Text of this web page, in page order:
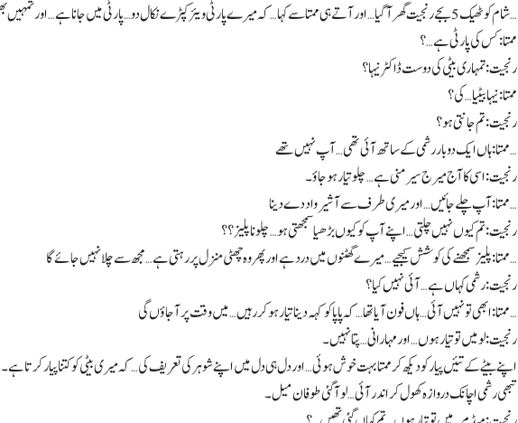
شام کو ٹھیک 5 بجے رنجیت گھر آ گیا… اور آتے ہی ممتا سے کہا… کہ میرے پارٹی ویئر کپڑے نکال دو… پارٹی میں جانا ہے… اور تمہیں بھی دعوت ہے تو تم بھی تیار ہو جاؤ…
ممتا: کس کی پارٹی ہے…؟
رنجیت: تمہاری بیٹی کی دوست ڈاکٹر نیہا؟
ممتا: نیہا بیٹیا… کی؟
رنجیت: تم جانتی ہو؟
ممتا: ہاں ایک دو بار رشمی کے ساتھ آئی تھی… آپ نہیں تھے…
رنجیت: اسی کا آج میرج سیرمنی ہے… چلو تیار ہو جاؤ۔
ممتا: آپ چلے جائیں… اور میری طرف سے آشیرواد دے دینا…
رنجیت: تم کیوں نہیں چلتی… اپنے آپ کو کیوں بڑھیا سمجھتی ہو… چلو نا پلیز؟؟
ممتا: پلیز سمجھنے کی کوشش کیجیے… میرے گھٹنوں میں درد ہے اور پھر وہ چھٹی منزل پر رہتی ہے… مجھ سے چلا نہیں جائے گا…
رنجیت: رشمی کہاں ہے… آئی نہیں کیا؟
ممتا: ابھی تو نہیں آئی… ہاں فون آیا تھا… کہ پاپا کو کہہ دینا تیار ہو کر رہیں… میں وقت پر آ جاؤں گی…
رنجیت: لو میں تو تیار ہوں… اور مہارانی… پتا نہیں۔
اپنے بیٹے کے تئیں پیار کو دیکھ کر ممتا بہت خوش ہوئی… اور دل ہی دل میں اپنے شوہر کی تعریف کی… کہ میری بیٹی کو کتنا پیار کرتا ہے۔
تبھی رشمی اچانک دروازہ کھول کر اندر آئی… لو آ گئی طوفان میل۔